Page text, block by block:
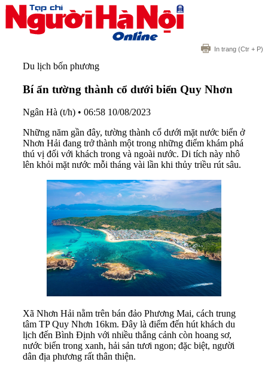
In trang (Ctr + P)
Du lịch bốn phương
Bí ẩn tường thành cổ dưới biển Quy Nhơn
Ngân Hà (t/h) • 06:58 10/08/2023
Những năm gần đây, tường thành cổ dưới mặt nước biển ở
Nhơn Hải đang trở thành một trong những điểm khám phá
thú vị đối với khách trong và ngoài nước. Di tích này nhô
lên khỏi mặt nước mỗi tháng vài lần khi thủy triều rút sâu.
Xã Nhơn Hải nằm trên bán đảo Phương Mai, cách trung
tâm TP Quy Nhơn 16km. Đây là điểm đến hút khách du
lịch đến Bình Định với nhiều thắng cảnh còn hoang sơ,
nước biển trong xanh, hải sản tươi ngon; đặc biệt, người
dân địa phương rất thân thiện.